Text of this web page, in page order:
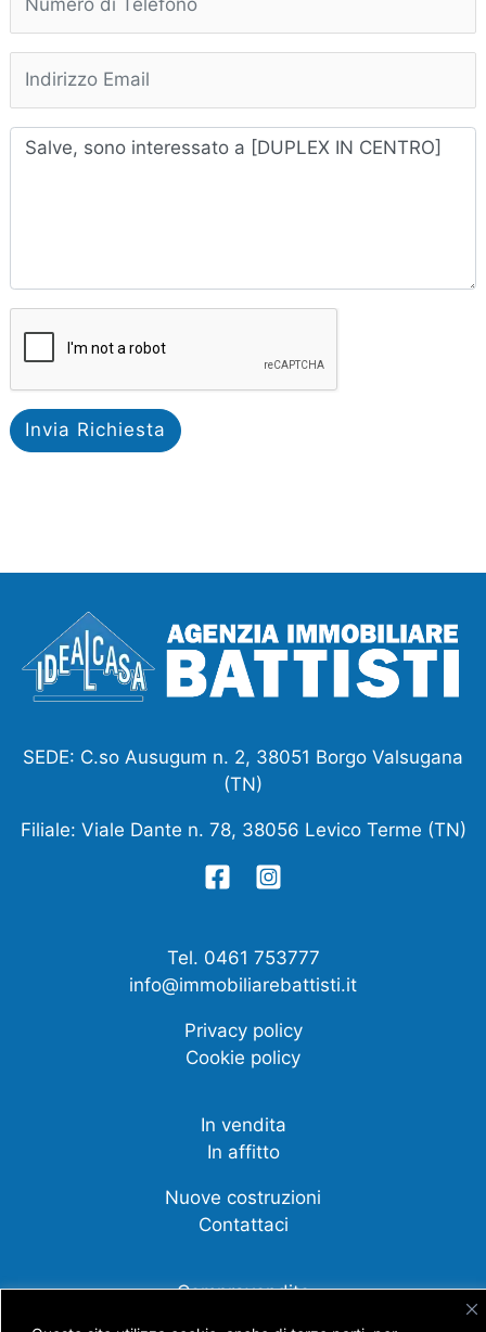
Invia Richiesta
SEDE: C.so Ausugum n. 2, 38051 Borgo Valsugana
(TN)
Filiale: Viale Dante n. 78, 38056 Levico Terme (TN)
Tel. 0461 753777
info@immobiliarebattisti.it
Privacy policy
Cookie policy
In vendita
In affitto
Nuove costruzioni
Contattaci
Compravendite